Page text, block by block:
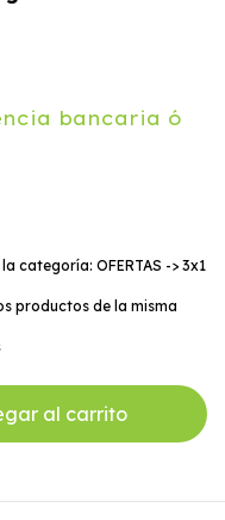
bancaria ó
categoría: OFERTAS -> 3x1
productos de la misma